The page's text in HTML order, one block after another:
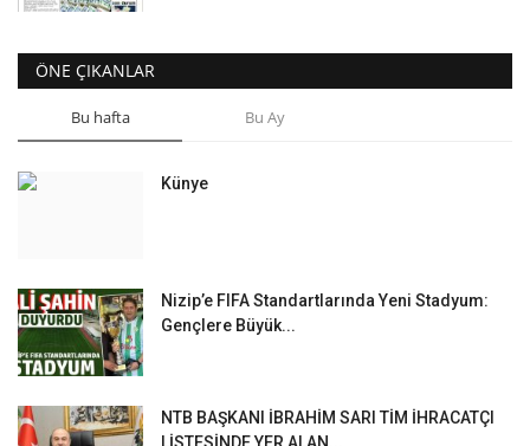
ÖNE ÇIKANLAR
Bu hafta Bu Ay
Künye
Nizip’e FIFA Standartlarında Yeni Stadyum:
Gençlere Büyük...
NTB BAŞKANI İBRAHİM SARI TİM İHRACATÇI
LİSTESİNDE YER ALAN...